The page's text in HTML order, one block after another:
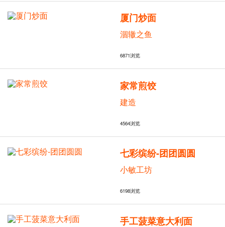
厦门炒面
涸辙之鱼
6871浏览
家常煎饺
建造
4564浏览
七彩缤纷-团团圆圆
小敏工坊
6198浏览
手工菠菜意大利面